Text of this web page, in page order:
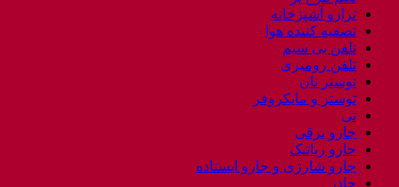
ترازو آشپزخانه
تصفیه کننده هوا
تلفن بی سیم
تلفن رومیزی
توستر نان
توستر و مایکروفر
تی
جارو برقی
جارو رباتیک
جارو شارژی و جارو ایستاده
چادر